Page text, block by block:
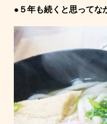
●５年も続くと思ってな